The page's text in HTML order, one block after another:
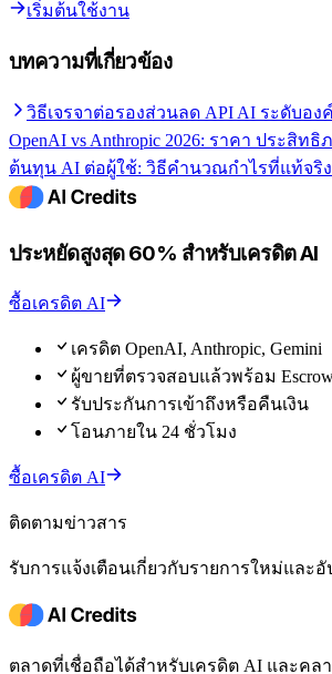
เริ่มต้นใช้งาน
บทความที่เกี่ยวข้อง
วิธีเจรจาต่อรองส่วนลด API AI ระดับอง
OpenAI vs Anthropic 2026: ราคา ประสิท
ต้นทุน AI ต่อผู้ใช้: วิธีคำนวณกำไรที่แท้จริง
ประหยัดสูงสุด 60% สำหรับเครดิต AI
ซื้อเครดิต AI
เครดิต OpenAI, Anthropic, Gemini
ผู้ขายที่ตรวจสอบแล้วพร้อม
รับประกันการเข้าถึงหรือคืนเงิน
โอนภายใน 24 ชั่วโมง
ซื้อเครดิต AI
ติดตามข่าวสาร
รับการแจ้งเตือนเกี่ยวกับรายการใหม่และอั
ตลาดที่เชื่อถือได้สำหรับเครดิต AI และคล